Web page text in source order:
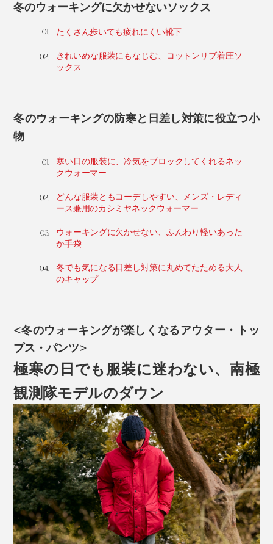
冬のウォーキングに欠かせないソックス
たくさん歩いても疲れにくい靴下
きれいめな服装にもなじむ、コットンリブ着圧ソ
ックス
冬のウォーキングの防寒と日差し対策に役立つ小
物
寒い日の服装に、冷気をブロックしてくれるネッ
クウォーマー
どんな服装ともコーデしやすい、メンズ・レディ
ース兼用のカシミヤネックウォーマー
ウォーキングに欠かせない、ふんわり軽いあった
か手袋
冬でも気になる日差し対策に丸めてたためる大人
のキャップ
<冬のウォーキングが楽しくなるアウター・トッ
プス・パンツ>
極寒の日でも服装に迷わない、南極
観測隊モデルのダウン